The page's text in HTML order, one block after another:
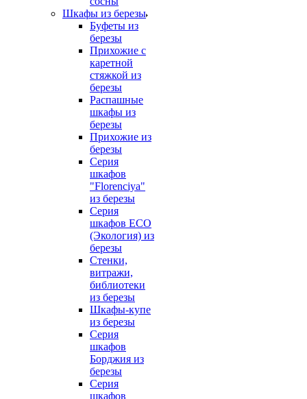
Шкафы из березы
Буфеты из
березы
Прихожие с
каретной
стяжкой из
березы
Распашные
шкафы из
березы
Прихожие из
березы
Серия
шкафов
"Florenciya"
из березы
Серия
шкафов ECO
(Экология) из
березы
Стенки,
витражи,
библиотеки
из березы
Шкафы-купе
из березы
Серия
шкафов
Борджия из
березы
Серия
шкафов